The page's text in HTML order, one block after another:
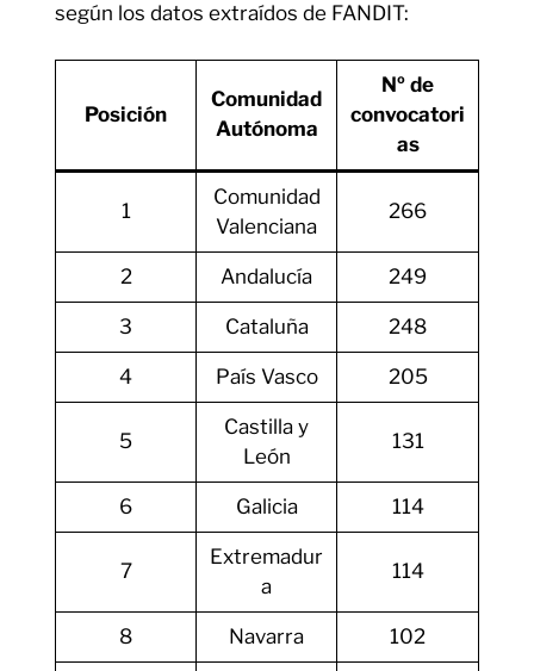
según los datos extraídos de FANDIT:
Posición
Comunidad
Autónoma
Nº de
convocatori
as
1
Comunidad
Valenciana
266
2 Andalucía 249
3 Cataluña 248
4 País Vasco 205
5
Castilla y
León
131
6 Galicia 114
7
Extremadur
a
114
8 Navarra 102